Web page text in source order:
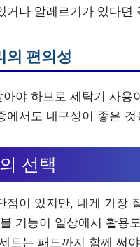
거나 알레르기가 있다면
의 편의성
야 하므로 세탁기 사
에서도 내구성이 좋은
선택
점이 있지만, 내게 가장
기능이 일상에서 활용
트는 패드까지 함께 써